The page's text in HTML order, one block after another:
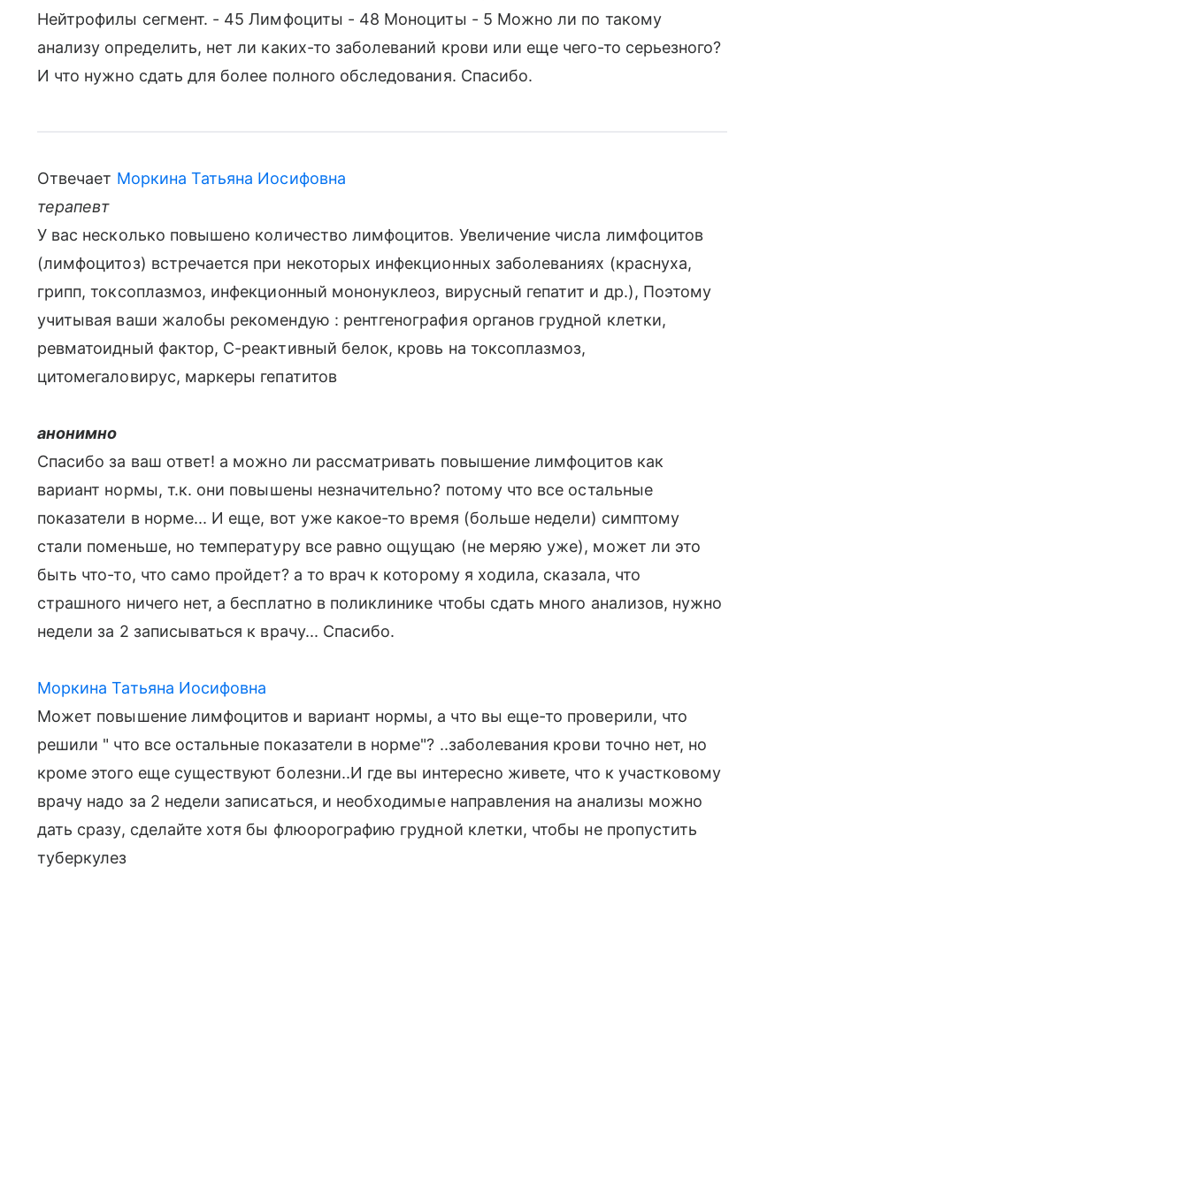
Нейтрофилы сегмент. - 45 Лимфоциты - 48 Моноциты - 5 Можно ли по такому
анализу определить, нет ли каких-то заболеваний крови или еще чего-то серьезного?
И что нужно сдать для более полного обследования. Спасибо.
Отвечает Моркина Татьяна Иосифовна
терапевт
У вас несколько повышено количество лимфоцитов. Увеличение числа лимфоцитов
(лимфоцитоз) встречается при некоторых инфекционных заболеваниях (краснуха,
грипп, токсоплазмоз, инфекционный мононуклеоз, вирусный гепатит и др.), Поэтому
учитывая ваши жалобы рекомендую : рентгенография органов грудной клетки,
ревматоидный фактор, С-реактивный белок, кровь на токсоплазмоз,
цитомегаловирус, маркеры гепатитов
анонимно
Спасибо за ваш ответ! а можно ли рассматривать повышение лимфоцитов как
вариант нормы, т.к. они повышены незначительно? потому что все остальные
показатели в норме... И еще, вот уже какое-то время (больше недели) симптому
стали поменьше, но температуру все равно ощущаю (не меряю уже), может ли это
быть что-то, что само пройдет? а то врач к которому я ходила, сказала, что
страшного ничего нет, а бесплатно в поликлинике чтобы сдать много анализов, нужно
недели за 2 записываться к врачу... Спасибо.
Моркина Татьяна Иосифовна
Может повышение лимфоцитов и вариант нормы, а что вы еще-то проверили, что
решили " что все остальные показатели в норме"? ..заболевания крови точно нет, но
кроме этого еще существуют болезни..И где вы интересно живете, что к участковому
врачу надо за 2 недели записаться, и необходимые направления на анализы можно
дать сразу, сделайте хотя бы флюорографию грудной клетки, чтобы не пропустить
туберкулез